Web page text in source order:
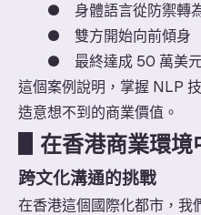
●
身體語言從防禦轉
●
雙方開始向前傾身
●
最終達成 50 萬美
這個案例說明，掌握 NLP
造意想不到的商業價值。
在香港商業環境
跨文化溝通的挑戰
在香港這個國際化都市，我